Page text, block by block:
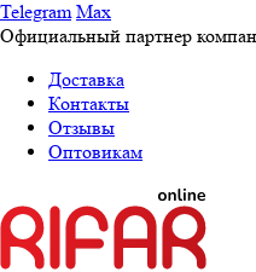
Telegram Max
Официальный партнер
Доставка
Контакты
Отзывы
Оптовикам